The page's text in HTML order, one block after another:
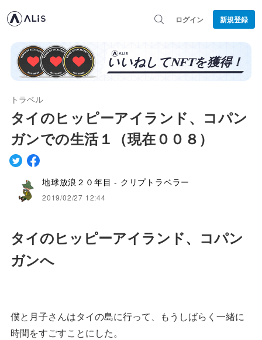
ログイン 新規登録
トラベル
タイのヒッピーアイランド、コパン
ガンでの生活１（現在００８）
地球放浪２０年目 - クリプトラベラー
2019/02/27 12:44
タイのヒッピーアイランド、コパン
ガンへ
僕と月子さんはタイの島に行って、もうしばらく一緒に
時間をすごすことにした。